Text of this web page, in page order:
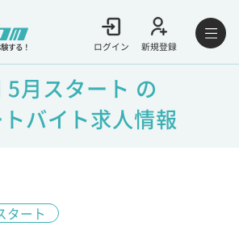
する！ ログイン 新規登録
5月スタート の
バイト求人情報
タート